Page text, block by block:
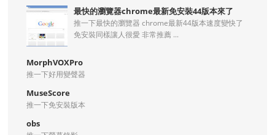
最快的瀏覽器chrome最新免安裝44版本來了
推一下最快的瀏覽器 chrome最新44版本速度變快了
免安裝同樣讓人很愛 非常推薦 ...
MorphVOXPro
推一下好用變聲器
MuseScore
推一下免安裝版本
obs